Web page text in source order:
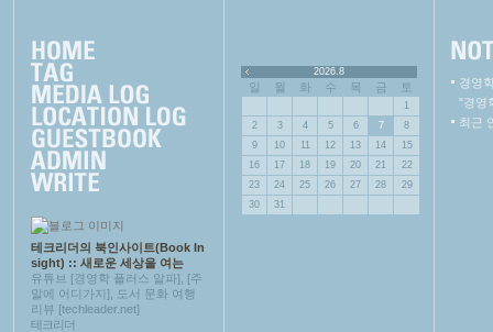
테크리더의 북인사이트(Book In
sight) :: 새로운 세상을 여는
유튜브 [경영학 플러스 알파], [주
말에 어디가지], 도서 문화 여행
리뷰 [techleader.net]
테크리더
2026.8
일 월 화 수 목 금 토
1
2
3 4 5 6 7
8
9
10 11 12 13 14
15
16
17 18 19 20 21
22
23
24 25 26 27 28
29
30
31
경영
"경영
최근